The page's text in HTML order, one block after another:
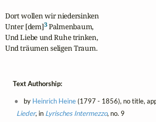
Dort wollen wir niedersinken
Unter [dem]3 Palmenbaum,
Und Liebe und Ruhe trinken,
Und träumen seligen Traum.
Text Authorship:
by Heinrich Heine(1797 - 1856), no title,
Lieder, in Lyrisches Intermezzo, no. 9